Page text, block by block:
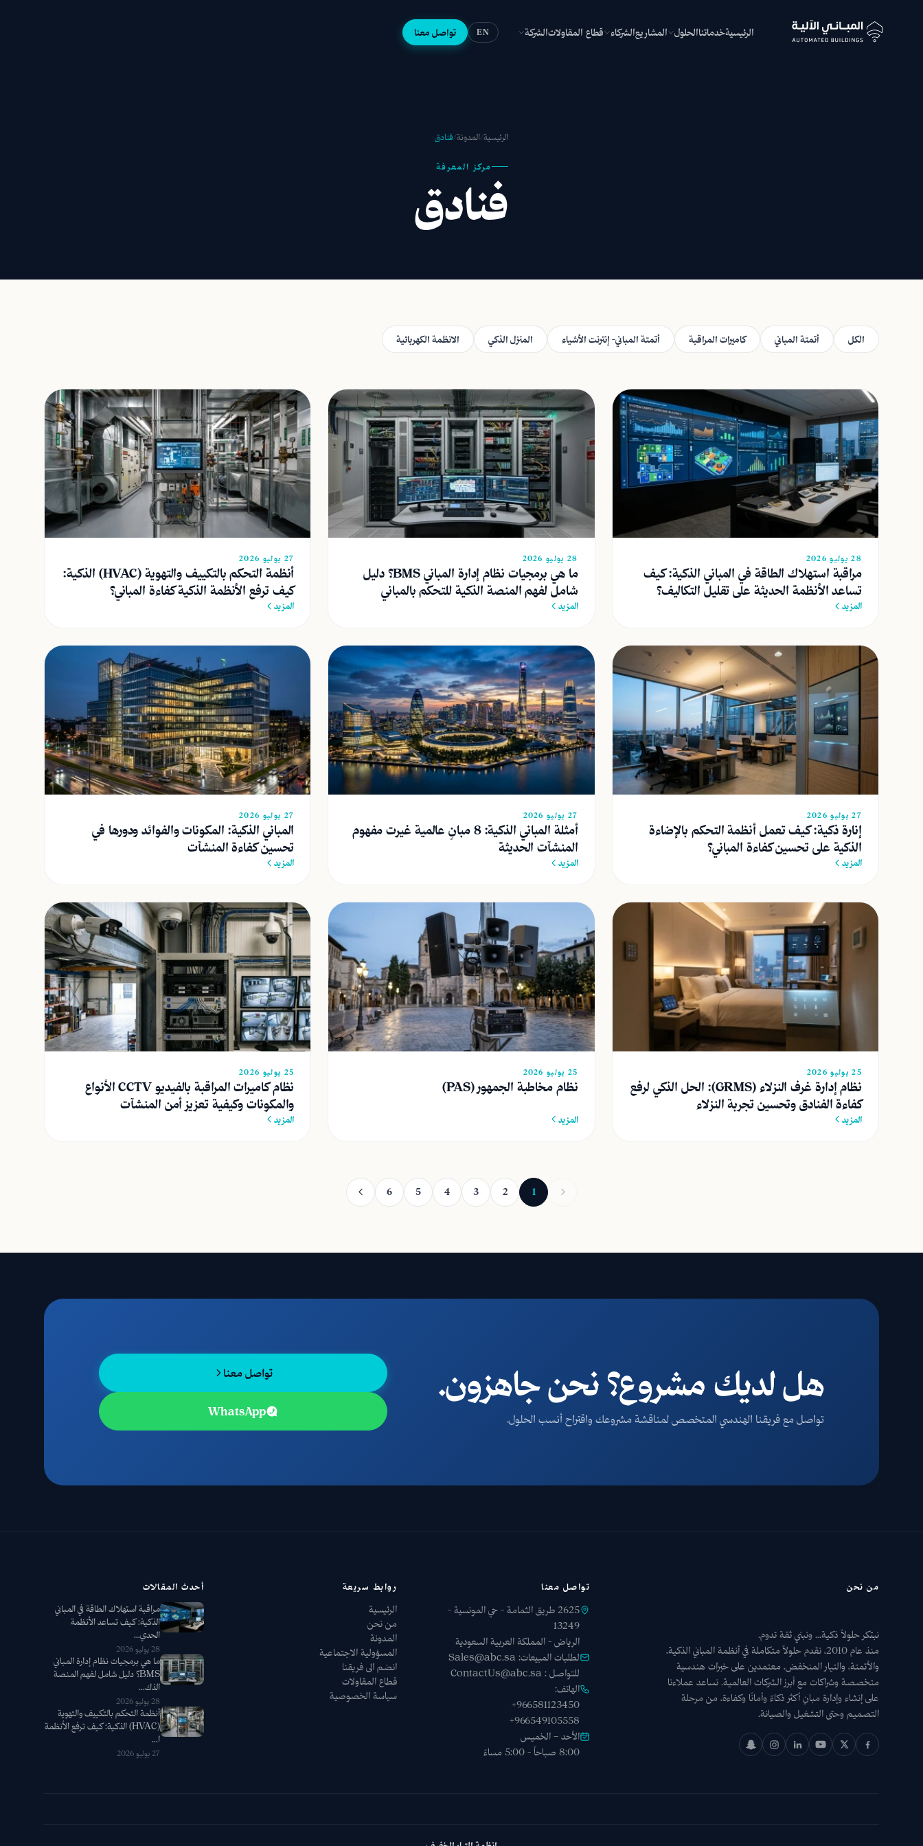
الرئيسيةخدماتناالحلول المشاريعالشركاء قطاع المقاولاتالشركة EN تواصل معنا
الرئيسية/المدونة/فنادق
مركز المعرفة
فنادق
الكل أتمتة المباني كاميرات المراقبة أتمتة المباني- إنترنت الأشياء المنزل الذكي الانظمة الكهربائية
28 يوليو 2026
مراقبة استهلاك الطاقة في المباني الذكية: كيف
تساعد الأنظمة الحديثة على تقليل التكاليف؟
المزيد
28 يوليو 2026
ما هي برمجيات نظام إدارة المباني BMS؟ دليل
شامل لفهم المنصة الذكية للتحكم بالمباني
المزيد
27 يوليو 2026
أنظمة التحكم بالتكييف والتهوية (HVAC) الذكية:
كيف ترفع الأنظمة الذكية كفاءة المباني؟
المزيد
27 يوليو 2026
إنارة ذكية: كيف تعمل أنظمة التحكم بالإضاءة
الذكية على تحسين كفاءة المباني؟
المزيد
27 يوليو 2026
أمثلة المباني الذكية: 8 مبانٍ عالمية غيرت مفهوم
المنشآت الحديثة
المزيد
27 يوليو 2026
المباني الذكية: المكونات والفوائد ودورها في
تحسين كفاءة المنشآت
المزيد
25 يوليو 2026
نظام إدارة غرف النزلاء (GRMS): الحل الذكي لرفع
كفاءة الفنادق وتحسين تجربة النزلاء
المزيد
25 يوليو 2026
نظام مخاطبة الجمهور (PAS)
المزيد
25 يوليو 2026
نظام كاميرات المراقبة بالفيديو CCTV الأنواع
والمكونات وكيفية تعزيز أمن المنشآت
المزيد
1
2
3
4
5
6
هل لديك مشروع؟ نحن جاهزون.
تواصل مع فريقنا الهندسي المتخصص لمناقشة مشروعك واقتراح أنسب الحلول.
تواصل معنا
WhatsApp
من نحن
نبتكر حلولاً ذكية... ونبني ثقة تدوم.
منذ عام 2010، نقدم حلولاً متكاملة في أنظمة المباني الذكية،
والأتمتة، والتيار المنخفض، معتمدين على خبرات هندسية
متخصصة وشراكات مع أبرز الشركات العالمية. نساعد عملاءنا
على إنشاء وإدارة مبانٍ أكثر ذكاءً وأمانًا وكفاءة، من مرحلة
التصميم وحتى التشغيل والصيانة.
تواصل معنا
2625 طريق الثمامة - حي المونسية -
13249
الرياض - المملكة العربية السعودية
لطلبات المبيعات: Sales@abc.sa
للتواصل : ContactUs@abc.sa
الهاتف:
+966581123450
+966549105558
الأحد – الخميس
8:00 صباحاً - 5:00 مساءً
روابط سريعة
الرئيسية
من نحن
المدونة
المسؤولية الاجتماعية
انضم الى فريقنا
قطاع المقاولات
سياسة الخصوصية
أحدث المقالات
مراقبة استهلاك الطاقة في المباني
الذكية: كيف تساعد الأنظمة
الحدي...
28 يوليو 2026
ما هي برمجيات نظام إدارة المباني
BMS؟ دليل شامل لفهم المنصة
الذك...
28 يوليو 2026
أنظمة التحكم بالتكييف والتهوية
(HVAC) الذكية: كيف ترفع الأنظمة
ا...
27 يوليو 2026